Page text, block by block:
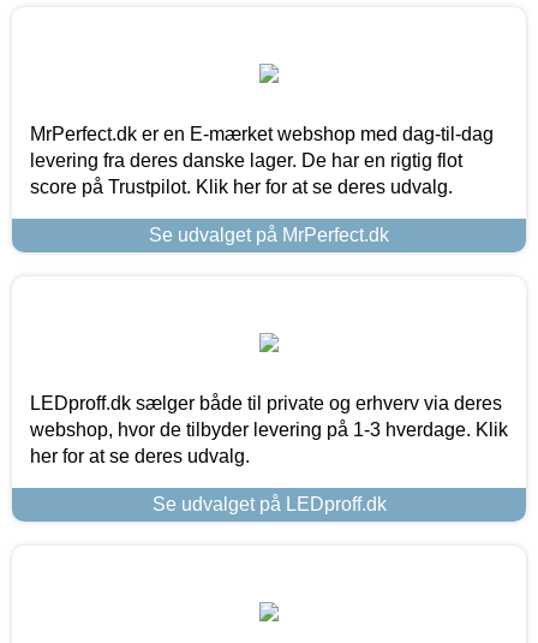
MrPerfect.dk er en E-mærket webshop med dag-til-dag
levering fra deres danske lager. De har en rigtig flot
score på Trustpilot. Klik her for at se deres udvalg.
Se udvalget på MrPerfect.dk
LEDproff.dk sælger både til private og erhverv via deres
webshop, hvor de tilbyder levering på 1-3 hverdage. Klik
her for at se deres udvalg.
Se udvalget på LEDproff.dk